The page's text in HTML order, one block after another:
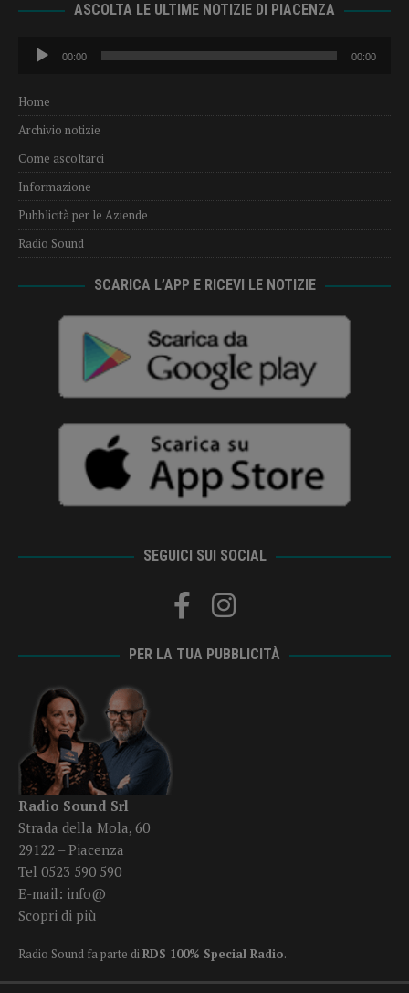
ASCOLTA LE ULTIME NOTIZIE DI PIACENZA
Audio
Player
00:00 00:00
Home
Archivio notizie
Come ascoltarci
Informazione
Pubblicità per le Aziende
Radio Sound
SCARICA L’APP E RICEVI LE NOTIZIE
SEGUICI SUI SOCIAL
PER LA TUA PUBBLICITÀ
Radio Sound Srl
Strada della Mola, 60
29122 – Piacenza
Tel 0523 590 590
E-mail: info@
Scopri di più
Radio Sound fa parte diRDS 100% Special Radio.